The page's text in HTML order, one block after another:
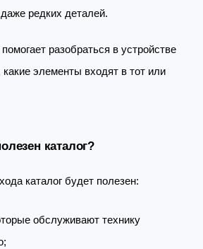
редких деталей.
разобраться в устройстве
какие элементы входят в тот или
каталог?
каталог будет полезен:
обслуживают технику